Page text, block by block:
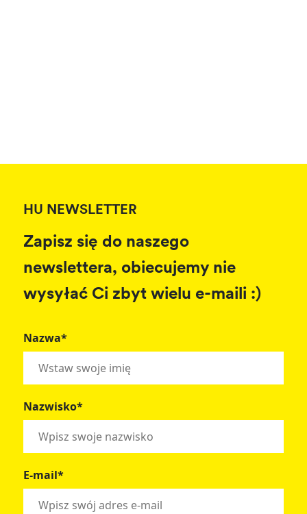
HU NEWSLETTER
Zapisz się do naszego
newslettera, obiecujemy nie
wysyłać Ci zbyt wielu e-maili :)
Nazwa*
Nazwisko*
E-mail*